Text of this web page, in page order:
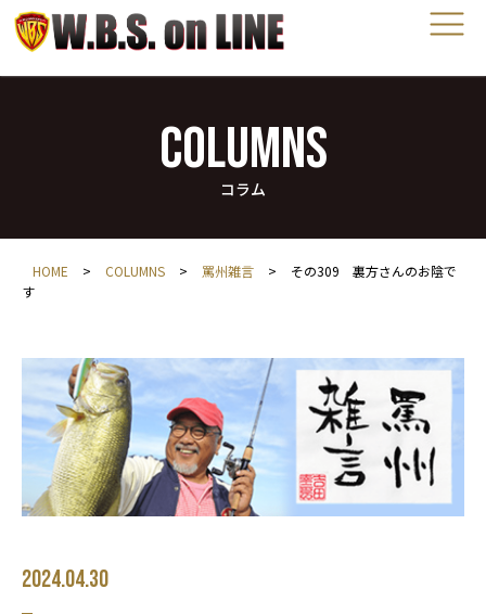
COLUMNS
コラム
HOME > COLUMNS > 罵州雑言 >
その309 裏方さんのお陰で
す
2024.04.30